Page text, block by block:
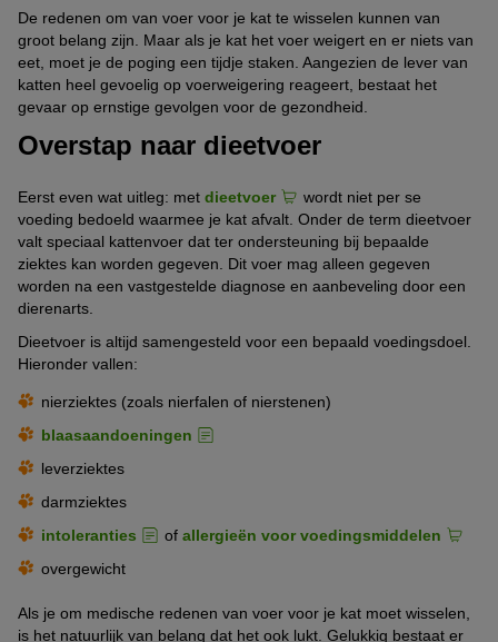
De redenen om van voer voor je kat te wisselen kunnen van
groot belang zijn. Maar als je kat het voer weigert en er niets van
eet, moet je de poging een tijdje staken. Aangezien de lever van
katten heel gevoelig op voerweigering reageert, bestaat het
gevaar op ernstige gevolgen voor de gezondheid.
Overstap naar dieetvoer
Eerst even wat uitleg: met dieetvoer
wordt niet per se
voeding bedoeld waarmee je kat afvalt. Onder de term dieetvoer
valt speciaal kattenvoer dat ter ondersteuning bij bepaalde
ziektes kan worden gegeven. Dit voer mag alleen gegeven
worden na een vastgestelde diagnose en aanbeveling door een
dierenarts.
Dieetvoer is altijd samengesteld voor een bepaald voedingsdoel.
Hieronder vallen:
nierziektes (zoals nierfalen of nierstenen)
blaasaandoeningen
leverziektes
darmziektes
intoleranties
of allergieën voor voedingsmiddelen
overgewicht
Als je om medische redenen van voer voor je kat moet wisselen,
is het natuurlijk van belang dat het ook lukt. Gelukkig bestaat er